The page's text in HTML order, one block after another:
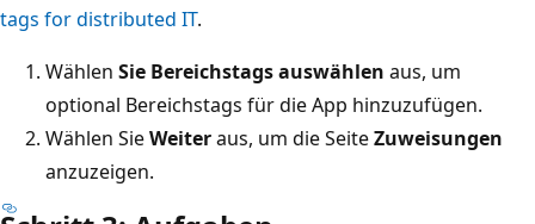
tags for distributed IT.
Wählen Sie Bereichstags auswählen aus, um
optional Bereichstags für die App hinzuzufügen.
Wählen SieWeiteraus, um die SeiteZuweisungen
anzuzeigen.